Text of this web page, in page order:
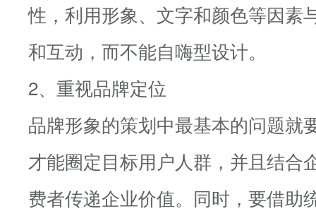
性，利用形象、文字和颜色等因素
和互动，而不能自嗨型设计。
2、重视品牌定位
品牌形象的策划中最基本的问题就
才能圈定目标用户人群，并且结合
费者传递企业价值。同时，要借助